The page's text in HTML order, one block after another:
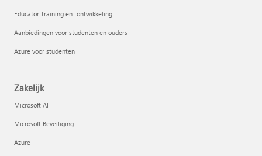
Educator-training en -ontwikkeling
Aanbiedingen voor studenten en ouders
Azure voor studenten
Zakelijk
Microsoft AI
Microsoft Beveiliging
Azure